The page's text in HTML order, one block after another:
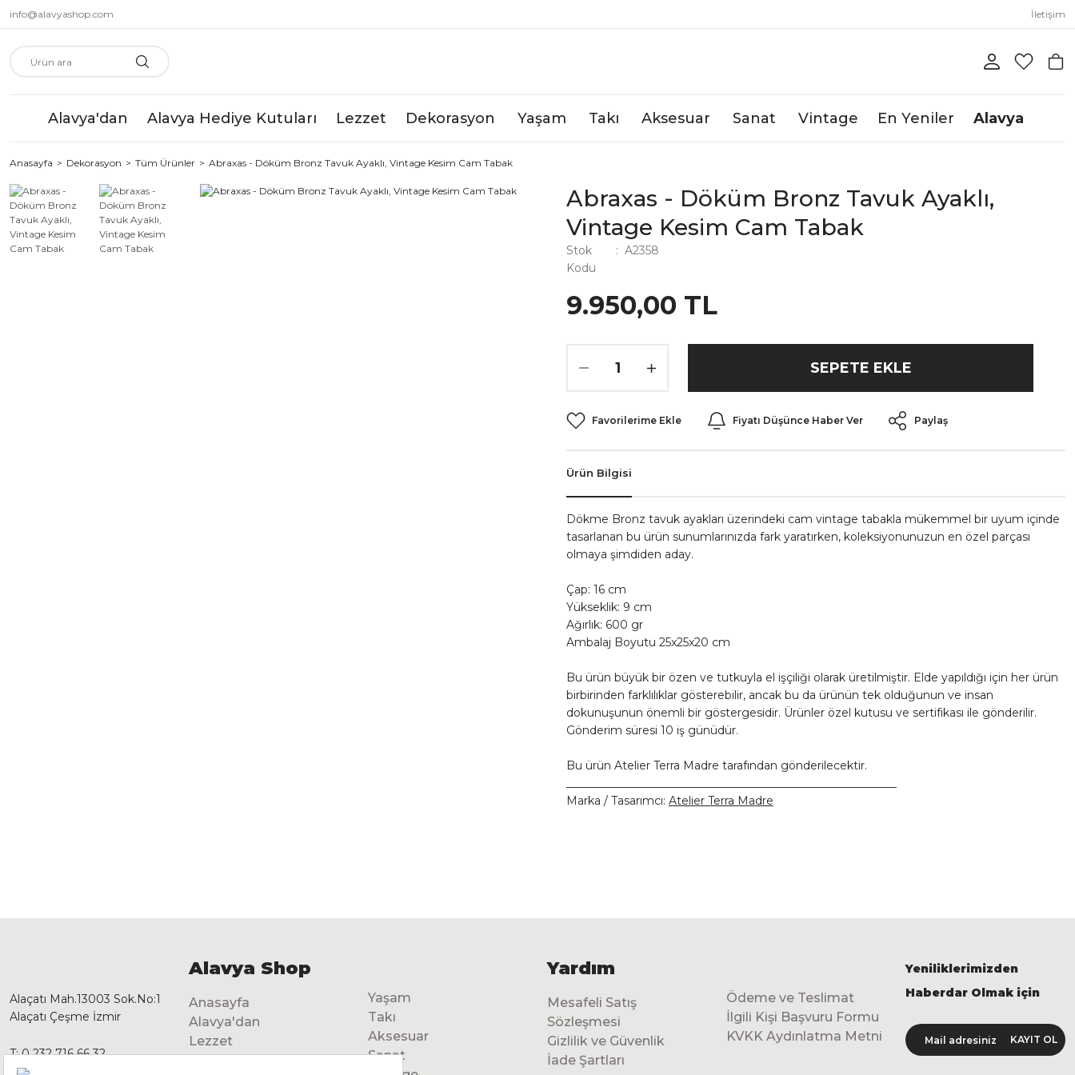
info@alavyashop.com İletişim
Alavya'dan Alavya Hediye Kutuları Lezzet Dekorasyon Yaşam Takı Aksesuar Sanat Vintage En Yeniler Alavya
Anasayfa Dekorasyon Tüm Ürünler Abraxas - Döküm Bronz Tavuk Ayaklı, Vintage Kesim Cam Tabak
Abraxas - Döküm Bronz Tavuk Ayaklı,
Vintage Kesim Cam Tabak
Stok
Kodu
A2358
9.950,00 TL
SEPETE EKLE
Fiyatı Düşünce Haber Ver Paylaş
Ürün Bilgisi
Dökme Bronz tavuk ayakları üzerindeki cam vintage tabakla mükemmel bir uyum içinde
tasarlanan bu ürün sunumlarınızda fark yaratırken, koleksiyonunuzun en özel parçası
olmaya şimdiden aday.
Çap: 16 cm
Yükseklik: 9 cm
Ağırlık: 600 gr
Ambalaj Boyutu 25x25x20 cm
Bu ürün büyük bir özen ve tutkuyla el işçiliği olarak üretilmiştir. Elde yapıldığı için her ürün
birbirinden farklılıklar gösterebilir, ancak bu da ürünün tek olduğunun ve insan
dokunuşunun önemli bir göstergesidir. Ürünler özel kutusu ve sertifikası ile gönderilir.
Gönderim süresi 10 iş günüdür.
Bu ürün Atelier Terra Madre tarafından gönderilecektir.
Marka / Tasarımcı: Atelier Terra Madre
Alaçatı Mah.13003 Sok.No:1
Alaçatı Çeşme İzmir
T: 0 232 716 66 32
Alavya Shop
Anasayfa
Alavya'dan
Lezzet
Dekorasyon
Yaşam
Takı
Aksesuar
Sanat
Yardım
Mesafeli Satış
Sözleşmesi
Gizlilik ve Güvenlik
İade Şartları
Ödeme ve Teslimat
İlgili Kişi Başvuru Formu
KVKK Aydınlatma Metni
Yeniliklerimizden
Haberdar Olmak için
KAYIT OL